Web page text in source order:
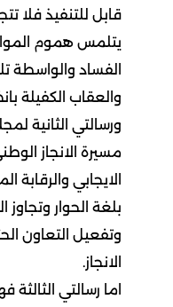
قابل للتنفيذ فلا
يتلمس هموم
الفساد والواسطة
والعقاب الكفيلة
ورسالتي الثانية
مسيرة الانجاز
الايجابي
بلغة الحوار
وتفعيل التعاون
الانجاز.
اما رسالتي